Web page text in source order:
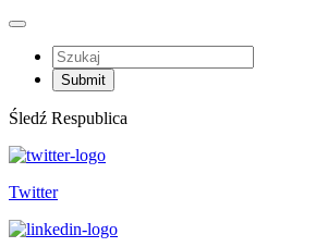
Śledź Respublica
Twitter